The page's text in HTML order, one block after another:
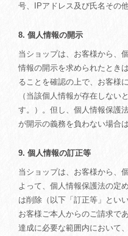
号、IPアドレス及び氏名その
8. 個人情報の開示
当ショップは、お客様から、
情報の開示を求められたとき
ることを確認の上で、お客様
（当該個人情報が存在しない
す。）。但し、個人情報保護
が開示の義務を負わない場合
9. 個人情報の訂正等
当ショップは、お客様から、
よって、個人情報保護法の定
は削除（以下「訂正等」とい
お客様ご本人からのご請求で
達成に必要な範囲内において